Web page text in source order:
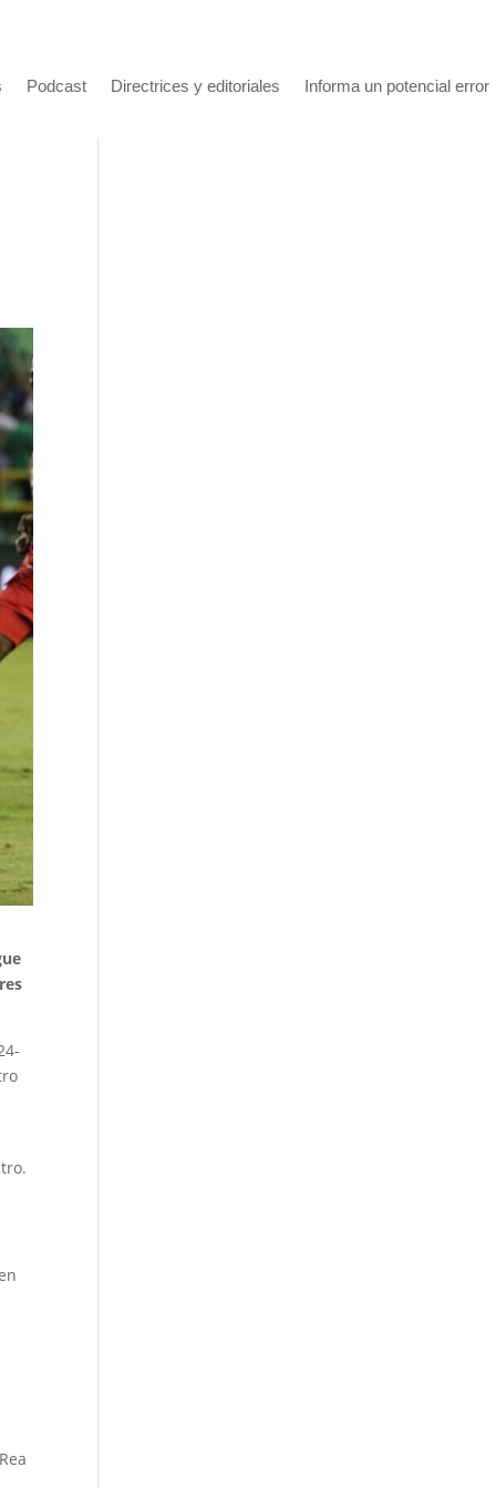
Podcast Directrices y editoriales Informa un potencial error